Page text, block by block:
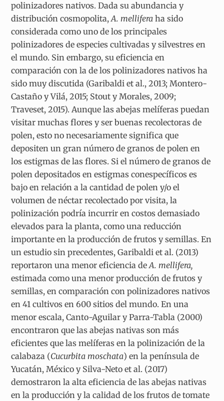
polinizadores nativos. Dada su abundancia y
distribución cosmopolita,A. melliferaha sido
considerada como uno de los principales
polinizadores de especies cultivadas y silvestres en
el mundo. Sin embargo, su eficiencia en
comparación con la de los polinizadores nativos ha
sido muy discutida (Garibaldi et al., 2013; Montero-
Castaño y Vilá, 2015; Stout y Morales, 2009;
Traveset, 2015). Aunque las abejas melíferas puedan
visitar muchas flores y ser buenas recolectoras de
polen, esto no necesariamente significa que
depositen un gran número de granos de polen en
los estigmas de las flores. Si el número de granos de
polen depositados en estigmas conespecíficos es
bajo en relación a la cantidad de polen y/o el
volumen de néctar recolectado por visita, la
polinización podría incurrir en costos demasiado
elevados para la planta, como una reducción
importante en la producción de frutos y semillas. En
un estudio sin precedentes, Garibaldi et al. (2013)
reportaron una menor eficiencia deA. mellifera,
estimada como una menor producción de frutos y
semillas, en comparación con polinizadores nativos
en 41 cultivos en 600 sitios del mundo. En una
menor escala, Canto-Aguilar y Parra-Tabla (2000)
encontraron que las abejas nativas son más
eficientes que las melíferas en la polinización de la
calabaza (Cucurbita moschata) en la península de
Yucatán, México y Silva-Neto et al. (2017)
demostraron la alta eficiencia de las abejas nativas
en la producción y la calidad de los frutos de tomate